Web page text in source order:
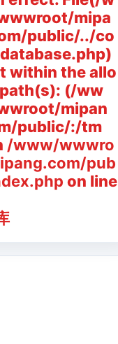
mipa
public/../co
within the allo
(/ww
mipan
public/:/tm
/www/wwwro
pub
on line